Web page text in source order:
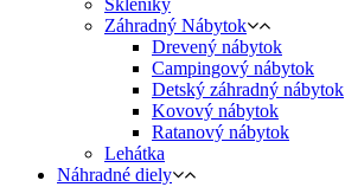
Skleníky
Záhradný Nábytok
Drevený nábytok
Campingový nábytok
Detský záhradný nábytok
Kovový nábytok
Ratanový nábytok
Lehátka
Náhradné diely